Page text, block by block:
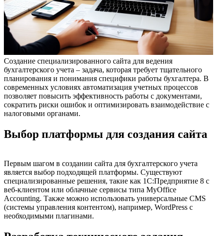
Создание специализированного сайта для ведения
бухгалтерского учета – задача, которая требует тщательного
планирования и понимания специфики работы бухгалтера. В
современных условиях автоматизация учетных процессов
позволяет повысить эффективность работы с документами,
сократить риски ошибок и оптимизировать взаимодействие с
налоговыми органами.
Выбор платформы для создания сайта
Первым шагом в создании сайта для бухгалтерского учета
является выбор подходящей платформы. Существуют
специализированные решения, такие как 1С:Предприятие 8 с
веб-клиентом или облачные сервисы типа MyOffice
Accounting. Также можно использовать универсальные CMS
(системы управления контентом), например, WordPress с
необходимыми плагинами.